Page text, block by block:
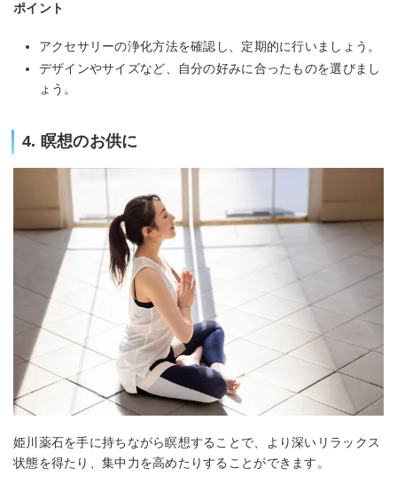
ポイント
アクセサリーの浄化方法を確認し、定期的に行いましょう。
デザインやサイズなど、自分の好みに合ったものを選びまし
ょう。
4. 瞑想のお供に
姫川薬石を手に持ちながら瞑想することで、より深いリラックス
状態を得たり、集中力を高めたりすることができます。